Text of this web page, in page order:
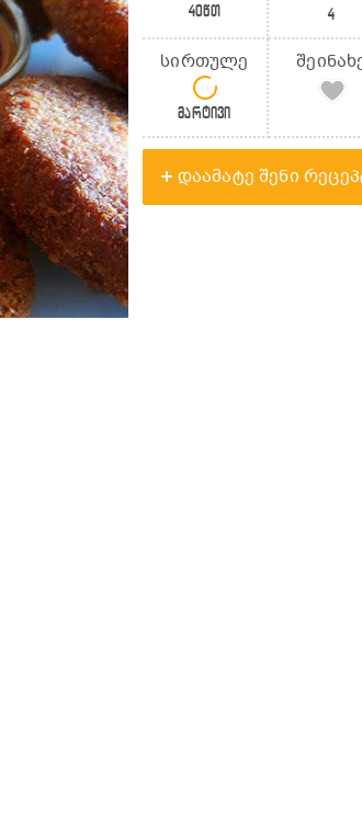
40წთ 4
სირთულე
მარტივი
დაამატე შენი